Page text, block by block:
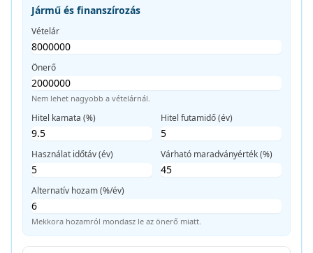
Jármű és finanszírozás
Vételár
Önerő
Nem lehet nagyobb a vételárnál.
Hitel kamata (%) Hitel futamidő (év)
Használat időtáv (év) Várható maradványérték (%)
Alternatív hozam (%/év)
Mekkora hozamról mondasz le az önerő miatt.